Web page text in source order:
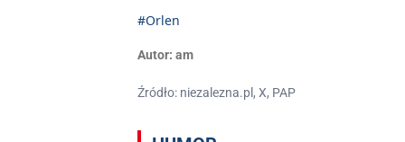
#Orlen
Autor: am
Źródło: niezalezna.pl, X, PAP